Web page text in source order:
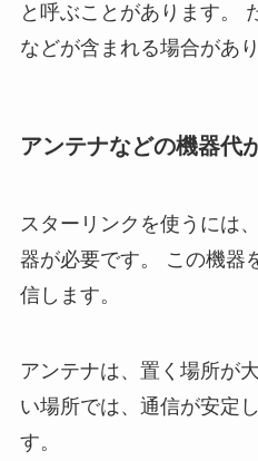
と呼ぶことがあります。
などが含まれる場合があり
アンテナなどの機器代
スターリンクを使うには
器が必要です。 この機器
信します。
アンテナは、置く場所が
い場所では、通信が安定
す。